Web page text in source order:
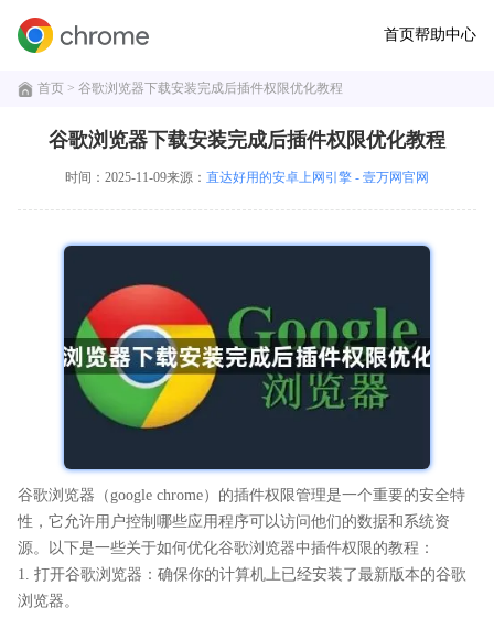
首页帮助中心
首页 > 谷歌浏览器下载安装完成后插件权限优化教程
谷歌浏览器下载安装完成后插件权限优化教程
时间：2025-11-09来源： 直达好用的安卓上网引擎 - 壹万网官网
谷歌浏览器（google chrome）的插件权限管理是一个重要的安全特
性，它允许用户控制哪些应用程序可以访问他们的数据和系统资
源。以下是一些关于如何优化谷歌浏览器中插件权限的教程：
1. 打开谷歌浏览器：确保你的计算机上已经安装了最新版本的谷歌
浏览器。